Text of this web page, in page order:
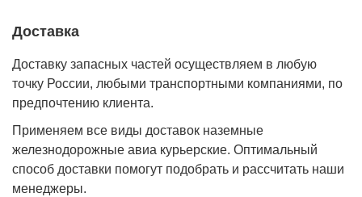
Доставка
Доставку запасных частей осуществляем в любую
точку России, любыми транспортными компаниями, по
предпочтению клиента.
Применяем все виды доставок наземные
железнодорожные авиа курьерские. Оптимальный
способ доставки помогут подобрать и рассчитать наши
менеджеры.